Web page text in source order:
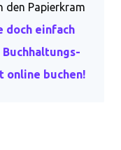
den Papierkram
doch einfach
online buchen!